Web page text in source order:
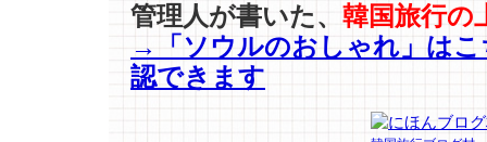
の
女
優
♪
管理人が書いた、 韓国旅行の
→「ソウルのおしゃれ」はこ
認できます